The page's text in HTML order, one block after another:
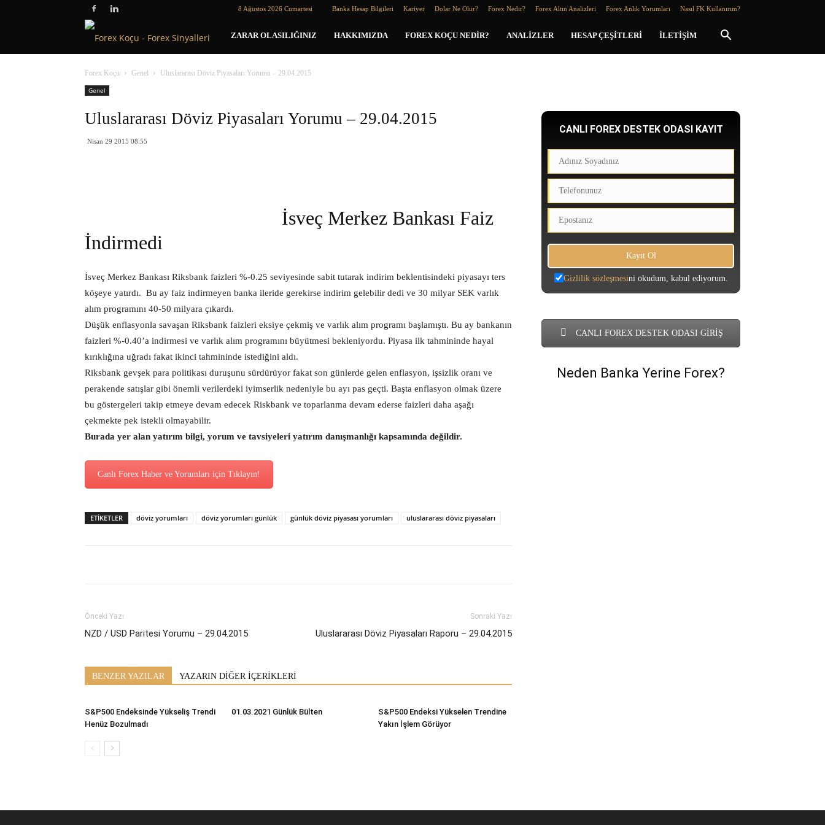
8 Ağustos 2026 Cumartesi Banka Hesap Bilgileri Kariyer Dolar Ne Olur? Forex Nedir? Forex Altın Analizleri Forex Anlık Yorumları Nasıl FK Kullanırım?
Forex
Koçu
ZARAR OLASILIĞINIZ HAKKIMIZDA FOREX KOÇU NEDIR? ANALIZLER HESAP ÇEŞITLERI İLETIŞIM
Forex Koçu Genel
Uluslararası Döviz Piyasaları Yorumu – 29.04.2015
Genel
Uluslararası Döviz Piyasaları Yorumu – 29.04.2015
Nisan 29 2015 08:55
İsveç Merkez Bankası Faiz
İndirmedi
İsveç Merkez Bankası Riksbank faizleri %-0.25 seviyesinde sabit tutarak indirim beklentisindeki piyasayı ters
köşeye yatırdı. Bu ay faiz indirmeyen banka ileride gerekirse indirim gelebilir dedi ve 30 milyar SEK varlık
alım programını 40-50 milyara çıkardı.
Düşük enflasyonla savaşan Riksbank faizleri eksiye çekmiş ve varlık alım programı başlamıştı. Bu ay bankanın
faizleri %-0.40’a indirmesi ve varlık alım programını büyütmesi bekleniyordu. Piyasa ilk tahmininde hayal
kırıklığına uğradı fakat ikinci tahmininde istediğini aldı.
Riksbank gevşek para politikası duruşunu sürdürüyor fakat son günlerde gelen enflasyon, işsizlik oranı ve
perakende satışlar gibi önemli verilerdeki iyimserlik nedeniyle bu ayı pas geçti. Başta enflasyon olmak üzere
bu göstergeleri takip etmeye devam edecek Riskbank ve toparlanma devam ederse faizleri daha aşağı
çekmekte pek istekli olmayabilir.
Burada yer alan yatırım bilgi, yorum ve tavsiyeleri yatırım danışmanlığı kapsamında değildir.
Canlı Forex Haber ve Yorumları için Tıklayın!
ETİKETLER döviz yorumları döviz yorumları günlük günlük döviz piyasası yorumları uluslararası döviz piyasaları
Önceki Yazı
NZD / USD Paritesi Yorumu – 29.04.2015
Sonraki Yazı
Uluslararası Döviz Piyasaları Raporu – 29.04.2015
BENZER YAZILAR YAZARIN DİĞER İÇERİKLERİ
S&P500 Endeksinde Yükseliş Trendi
Henüz Bozulmadı
01.03.2021 Günlük Bülten
S&P500 Endeksi Yükselen Trendine
Yakın İşlem Görüyor
CANLI FOREX DESTEK ODASI KAYIT
Gizlilik sözleşmesini okudum, kabul ediyorum.
CANLI FOREX DESTEK ODASI GİRİŞ
Neden Banka Yerine Forex?